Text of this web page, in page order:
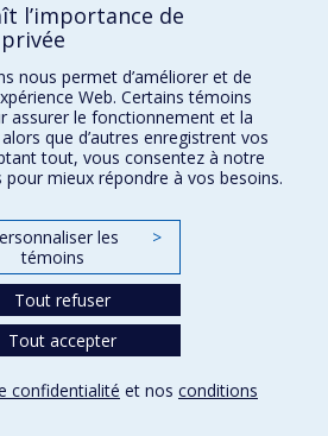
l’importance de
nous permet d’améliorer et de
Web. Certains témoins
assurer le fonctionnement et la
que d’autres enregistrent vos
tout, vous consentez à notre
mieux répondre à vos besoins.
les
témoins
>
Tout refuser
Tout accepter
confidentialité et nos conditions